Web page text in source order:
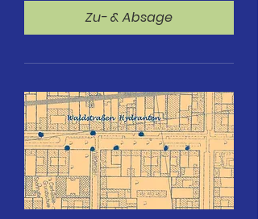
Zu- & Absage